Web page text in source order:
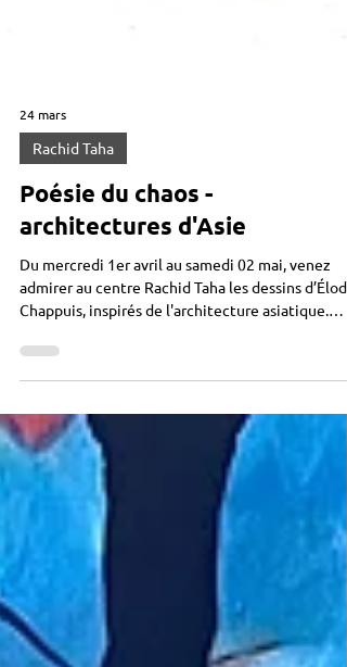
24 mars
Rachid Taha
Poésie du chaos -
architectures d'Asie
Du mercredi 1er avril au samedi 02 mai, venez
Chappuis, inspirés de l'architecture asiatique.
"Cette série de dessins est une exploration
des façades modestes, souvent situées en marge.
Ce qui m’attire, ce sont les rues d’Asie, leur
désordre vivant, les fils électriques emmêlés, les
façades faites de bric et de broc, la fragilité des